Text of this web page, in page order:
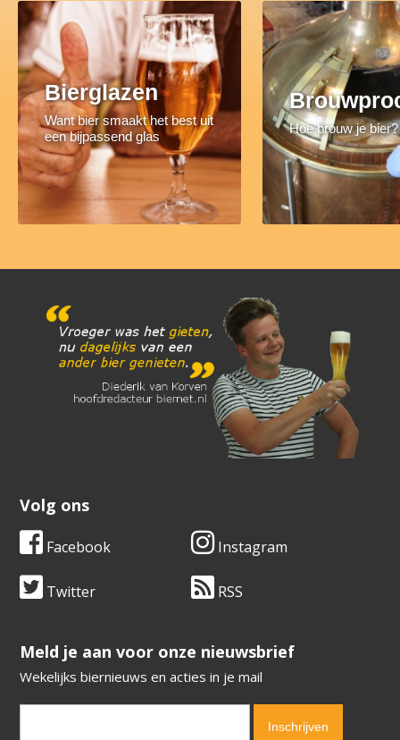
Bierglazen
Want bier smaakt het best uit
een bijpassend glas
Hoe brouw je bier?
Volg ons
Facebook Instagram
Twitter RSS
​​​​​​​Meld je aan voor onze nieuwsbrief
Wekelijks biernieuws en acties in je mail